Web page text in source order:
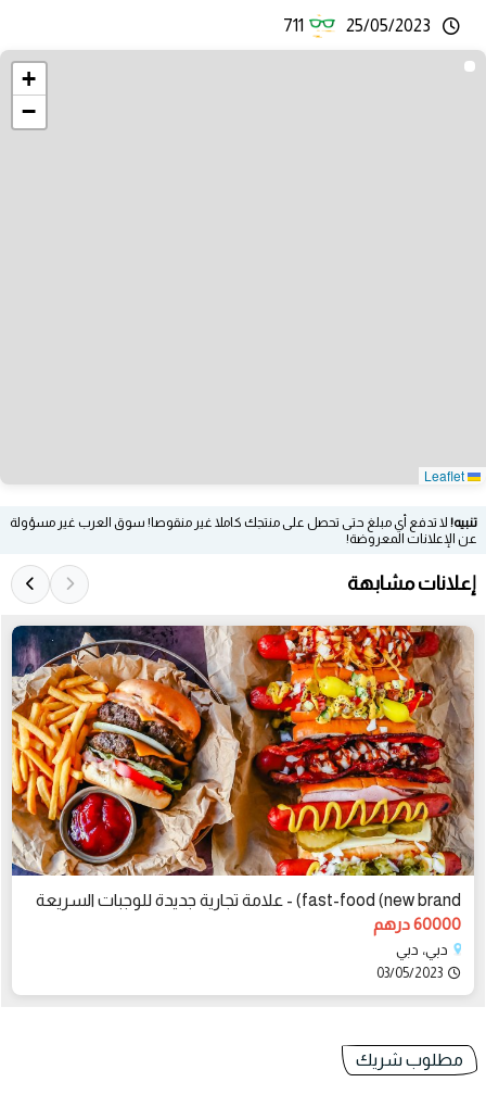
25/05/2023
711
+
−
تنبيه! لا تدفع أي مبلغ حتى تحصل على منتجك كاملا غير منقوصا! سوق العرب غير مسؤولة
عن الإعلانات المعروضة!
إعلانات مشابهة
fast-food (new brand) - علامة تجارية جديدة للوجبات السريعة
60000 درهم
دبي، دبي
03/05/2023
مطلوب شريك